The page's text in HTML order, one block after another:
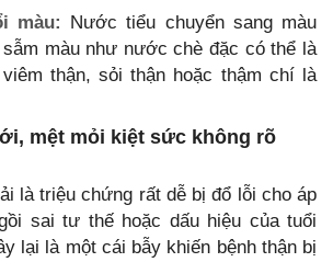
màu: Nước tiểu chuyển sang màu
sẫm màu như nước chè đặc có thể là
thận, sỏi thận hoặc thậm chí là
mệt mỏi kiệt sức không rõ
là triệu chứng rất dễ bị đổ lỗi cho áp
sai tư thế hoặc dấu hiệu của tuổi
lại là một cái bẫy khiến bệnh thận bị